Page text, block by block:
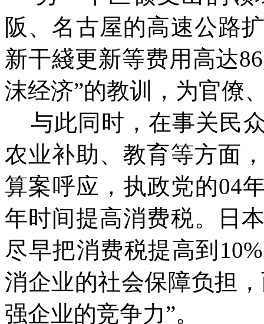
阪、名古屋的高速公路
新干綫更新等费用高达
沫经济”的教训，为官僚
与此同时，在事关民
农业补助、教育等方面
算案呼应，执政党的04
年时间提高消费税。日
尽早把消费税提高到
消企业的社会保障负担，
强企业的竞争力”。